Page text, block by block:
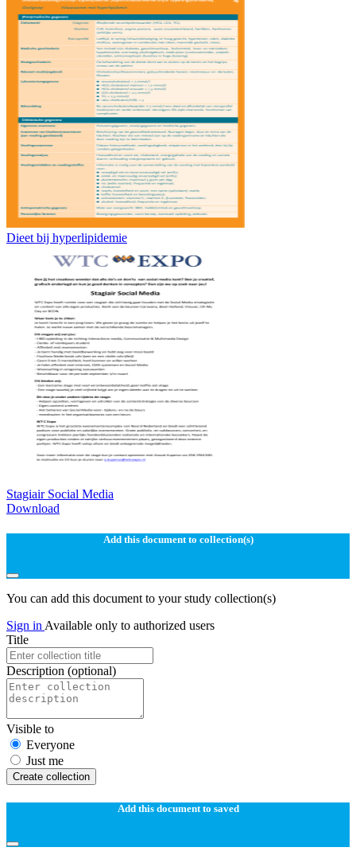
Dieet bij hyperlipidemie
Stagiair Social Media
Download
Add this document to collection(s)
You can add this document to your study collection(s)
Sign in Available only to authorized users
Title
Description (optional)
Visible to
Everyone
Just me
Create collection
Add this document to saved